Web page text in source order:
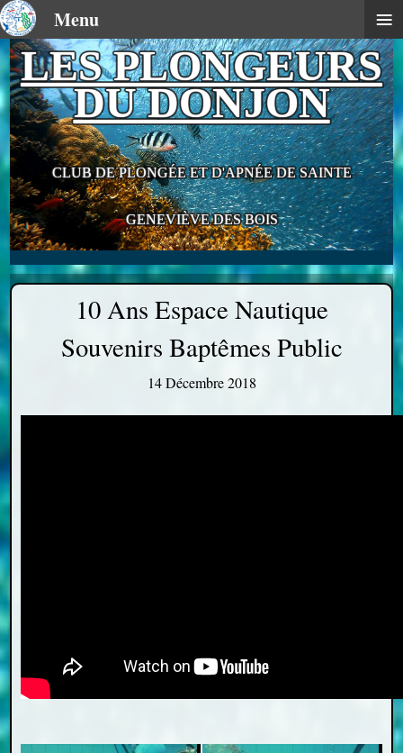
LES PLONGEURS
DU DONJON
CLUB DE PLONGÉE ET D'APNÉE DE SAINTE
GENEVIÈVE DES BOIS
10 Ans Espace Nautique
Souvenirs Baptêmes Public
14 Décembre 2018
Menu ≡